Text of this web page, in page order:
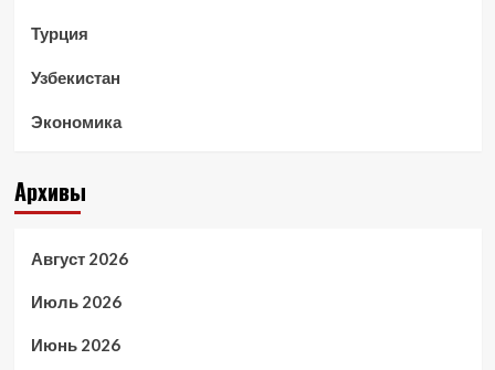
Турция
Узбекистан
Экономика
Архивы
Август 2026
Июль 2026
Июнь 2026